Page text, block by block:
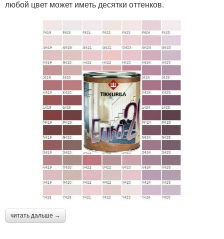
любой цвет может иметь десятки оттенков.
читать дальше →